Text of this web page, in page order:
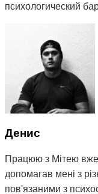
психологический
очень хорошо спал
ворочался,
обратиться к Мите.
течение месяца мы
сына: он стал
более
лучше спать по
Вместе с сыном
Денис
Працюю з Мітею вже
допомагав мені з
пов'язаними з